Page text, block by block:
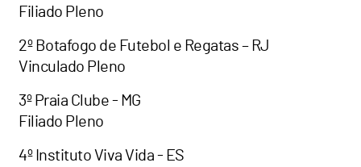
Filiado Pleno
2º Botafogo de Futebol e Regatas – RJ
Vinculado Pleno
3º Praia Clube - MG
Filiado Pleno
4º Instituto Viva Vida - ES